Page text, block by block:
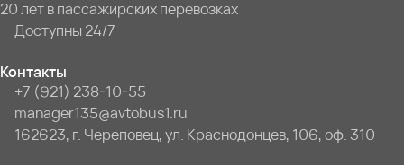
20 лет в пассажирских перевозках
Доступны 24/7
Контакты
+7 (921) 238-10-55
manager135@avtobus1.ru
162623, г. Череповец, ул. Краснодонцев, 106, оф. 310